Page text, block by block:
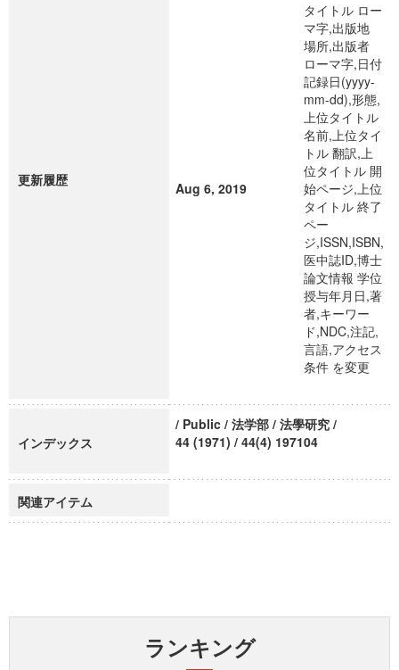
更新履歴 Aug 6, 2019
タイトル ロー
マ字,出版地
場所,出版者
ローマ字,日付
記録日(yyyy-
mm-dd),形態,
上位タイトル
名前,上位タイ
トル 翻訳,上
位タイトル 開
始ページ,上位
タイトル 終了
ペー
ジ,ISSN,ISBN,
医中誌ID,博士
論文情報 学位
授与年月日,著
者,キーワー
ド,NDC,注記,
言語,アクセス
条件 を変更
インデックス
/ Public / 法学部 / 法學研究 /
44 (1971) / 44(4) 197104
関連アイテム
ランキング